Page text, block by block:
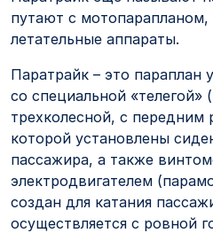
путают с
летательные аппараты.
Паратрайк – это параплан
со специальной «телегой»
трехколесной, с передним
которой установлены
пассажира, а также
электродвигателем
создан для катания
осуществляется с ровной